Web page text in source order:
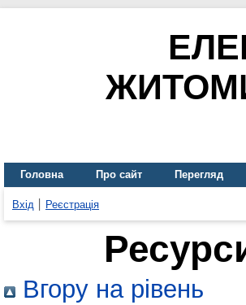
Головна Про сайт Перегляд
Вхід Реєстрація
Вгору на рівень